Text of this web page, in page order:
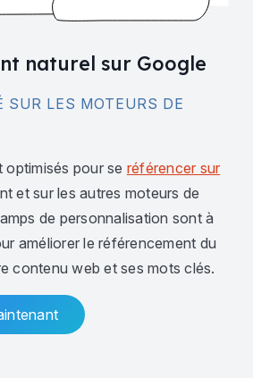
naturel sur Google
LES MOTEURS DE
optimisés pour se référencer sur
et sur les autres moteurs de
de personnalisation sont à
améliorer le référencement du
contenu web et ses mots clés.